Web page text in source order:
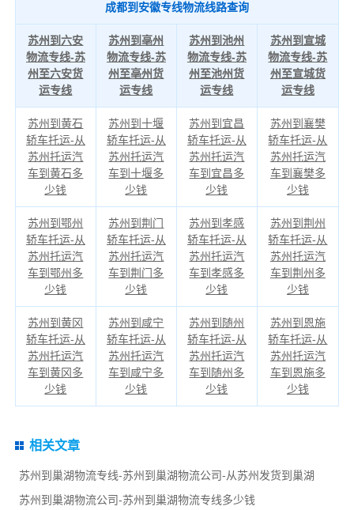
成都到安徽专线物流线路查询
苏州到六安
物流专线-苏
州至六安货
运专线
苏州到亳州
物流专线-苏
州至亳州货
运专线
苏州到池州
物流专线-苏
州至池州货
运专线
苏州到宣城
物流专线-苏
州至宣城货
运专线
苏州到黄石
轿车托运-从
苏州托运汽
车到黄石多
少钱
苏州到十堰
轿车托运-从
苏州托运汽
车到十堰多
少钱
苏州到宜昌
轿车托运-从
苏州托运汽
车到宜昌多
少钱
苏州到襄樊
轿车托运-从
苏州托运汽
车到襄樊多
少钱
苏州到鄂州
轿车托运-从
苏州托运汽
车到鄂州多
少钱
苏州到荆门
轿车托运-从
苏州托运汽
车到荆门多
少钱
苏州到孝感
轿车托运-从
苏州托运汽
车到孝感多
少钱
苏州到荆州
轿车托运-从
苏州托运汽
车到荆州多
少钱
苏州到黄冈
轿车托运-从
苏州托运汽
车到黄冈多
少钱
苏州到咸宁
轿车托运-从
苏州托运汽
车到咸宁多
少钱
苏州到随州
轿车托运-从
苏州托运汽
车到随州多
少钱
苏州到恩施
轿车托运-从
苏州托运汽
车到恩施多
少钱
相关文章
苏州到巢湖物流专线-苏州到巢湖物流公司-从苏州发货到巢湖
苏州到巢湖物流公司-苏州到巢湖物流专线多少钱